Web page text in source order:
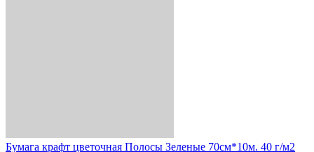
Бумага крафт цветочная Полосы Зеленые 70см*10м. 40 г/м2